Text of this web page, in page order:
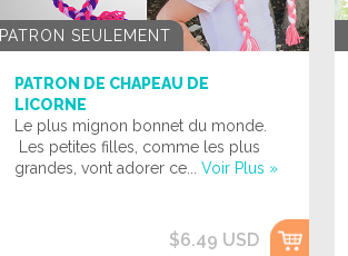
PATRON SEULEMENT
PATRON DE CHAPEAU DE
LICORNE
Le plus mignon bonnet du monde.
Les petites filles, comme les plus
grandes, vont adorer ce... Voir Plus »
$6.49 USD